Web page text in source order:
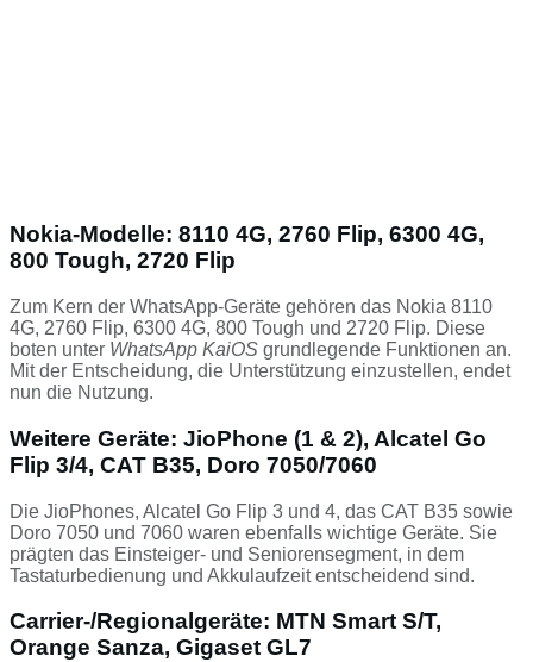
Nokia-Modelle: 8110 4G, 2760 Flip, 6300 4G,
800 Tough, 2720 Flip
Zum Kern der WhatsApp-Geräte gehören das Nokia 8110
4G, 2760 Flip, 6300 4G, 800 Tough und 2720 Flip. Diese
boten unter WhatsApp KaiOS grundlegende Funktionen an.
Mit der Entscheidung, die Unterstützung einzustellen, endet
nun die Nutzung.
Weitere Geräte: JioPhone (1 & 2), Alcatel Go
Flip 3/4, CAT B35, Doro 7050/7060
Die JioPhones, Alcatel Go Flip 3 und 4, das CAT B35 sowie
Doro 7050 und 7060 waren ebenfalls wichtige Geräte. Sie
prägten das Einsteiger- und Seniorensegment, in dem
Tastaturbedienung und Akkulaufzeit entscheidend sind.
Carrier-/Regionalgeräte: MTN Smart S/T,
Orange Sanza, Gigaset GL7